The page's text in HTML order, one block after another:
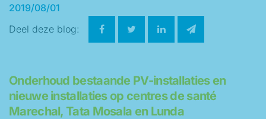
2019/08/01
Deel deze blog:
Onderhoud bestaande PV-installaties en
nieuwe installaties op centres de santé
Marechal, Tata Mosala en Lunda